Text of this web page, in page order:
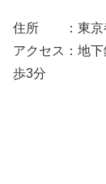
住所 ：東京都
アクセス：地
歩3分